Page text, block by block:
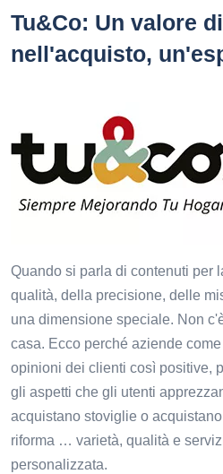
Tu&Co: Un valore
nell'acquisto,
Quando si parla di contenuti per
qualità, della precisione, delle
una dimensione speciale. Non
casa. Ecco perché aziende
opinioni dei clienti così positive,
gli aspetti che gli utenti
acquistano stoviglie o
riforma … varietà, qualità e
personalizzata.